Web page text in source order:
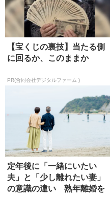
【宝くじの裏技】当たる側
に回るか、このままか
PR(合同会社デジタルファーム )
定年後に「一緒にいたい
夫」と「少し離れたい妻」
の意識の違い 熟年離婚を